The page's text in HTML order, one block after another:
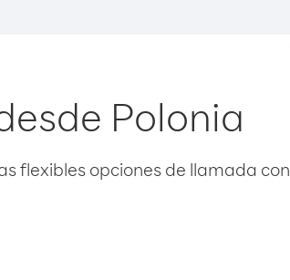
Polonia
flexibles opciones de llamada con